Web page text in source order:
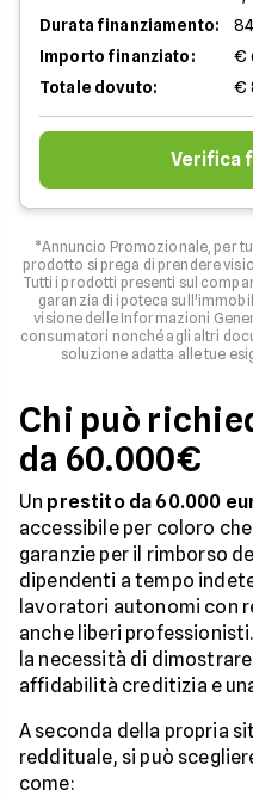
Durata finanziamento:
Importo finanziato:
€
Totale dovuto:
€
Verifica
*Annuncio Promozionale, per
prodotto si prega di prendere
Tutti i prodotti presenti sul
garanzia di ipoteca
visione delle Informazioni
consumatori nonché agli altri
soluzione adatta alle tue
Chi può
da 60.000€
Un prestito da 60.000
accessibile per coloro
garanzie per il rimborso
dipendenti a tempo
lavoratori autonomi con
anche liberi
la necessità di dimostrare
affidabilità creditizia e
A seconda della propria
reddituale, si può
come: